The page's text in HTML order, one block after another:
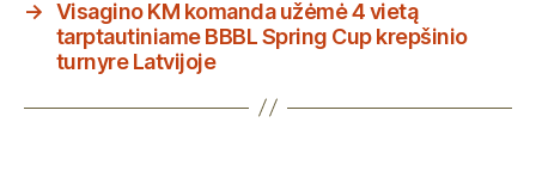
→ Visagino KM komanda užėmė 4 vietą
tarptautiniame BBBL Spring Cup krepšinio
turnyre Latvijoje